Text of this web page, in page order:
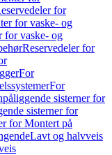
for
for vaske- og
for vaske- og
Reservedeler for
For
For
sisterner for
sisterner for
for Montert på
Lavt og halvveis